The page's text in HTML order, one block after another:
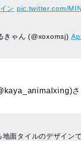
ン pic.twitter.com/
きゃん (@xoxomsj)
地面タイルのデザイン